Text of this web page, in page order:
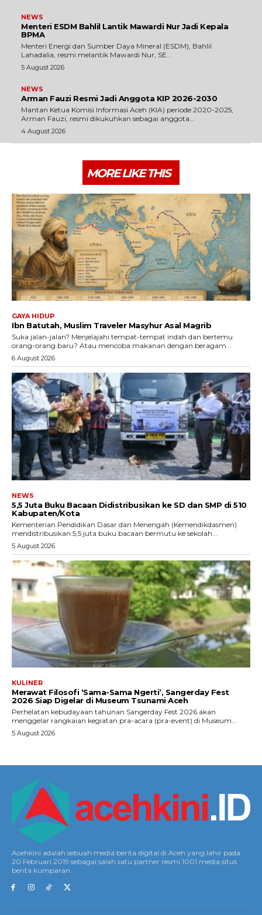
NEWS
Menteri ESDM Bahlil Lantik Mawardi Nur Jadi Kepala
BPMA
Menteri Energi dan Sumber Daya Mineral (ESDM), Bahlil
Lahadalia, resmi melantik Mawardi Nur, SE...
5 August 2026
NEWS
Arman Fauzi Resmi Jadi Anggota KIP 2026-2030
Mantan Ketua Komisi Informasi Aceh (KIA) periode 2020-2025,
Arman Fauzi, resmi dikukuhkan sebagai anggota...
4 August 2026
MORE LIKE THIS
GAYA HIDUP
Ibn Batutah, Muslim Traveler Masyhur Asal Magrib
Suka jalan-jalan? Menjelajahi tempat-tempat indah dan bertemu
orang-orang baru? Atau mencoba makanan dengan beragam...
6 August 2026
NEWS
5,5 Juta Buku Bacaan Didistribusikan ke SD dan SMP di 510
Kabupaten/Kota
Kementerian Pendidikan Dasar dan Menengah (Kemendikdasmen)
mendistribusikan 5,5 juta buku bacaan bermutu ke sekolah...
5 August 2026
KULINER
Merawat Filosofi ‘Sama-Sama Ngerti’, Sangerday Fest
2026 Siap Digelar di Museum Tsunami Aceh
Perhelatan kebudayaan tahunan Sangerday Fest 2026 akan
menggelar rangkaian kegiatan pra-acara (pra-event) di Museum...
5 August 2026
Acehkini adalah sebuah media berita digital di Aceh yang lahir pada
20 Februari 2019 sebagai salah satu partner resmi 1001 media situs
berita kumparan.